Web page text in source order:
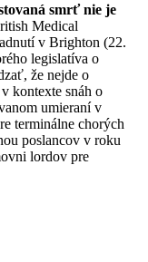
smrť nie je
Medical
v Brighton (22.
legislatíva o
že nejde o
kontexte snáh o
umieraní v
terminálne chorých
poslancov v roku
lordov pre